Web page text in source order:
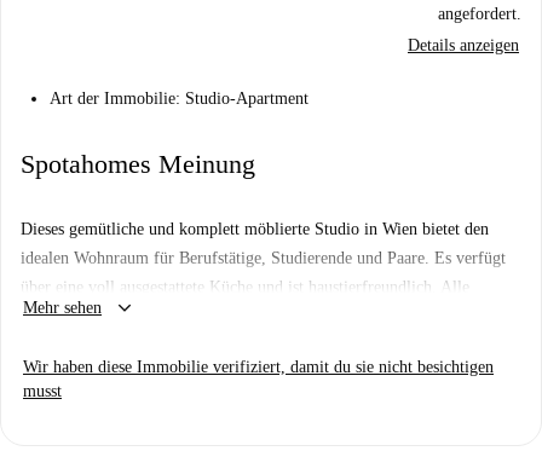
angefordert.
Details anzeigen
Art der Immobilie: Studio-Apartment
Spotahomes Meinung
Dieses gemütliche und komplett möblierte Studio in Wien bietet den
idealen Wohnraum für Berufstätige, Studierende und Paare. Es verfügt
über eine voll ausgestattete Küche und ist haustierfreundlich. Alle
Nebenkosten wie Strom, Wasser, Gas und WLAN sind in der Miete
Sicherheit und Ihr Wohlbefinden.
Mehr sehen keyboard_arrow_down
Wir haben diese Immobilie verifiziert, damit du sie nicht besichtigen
musst